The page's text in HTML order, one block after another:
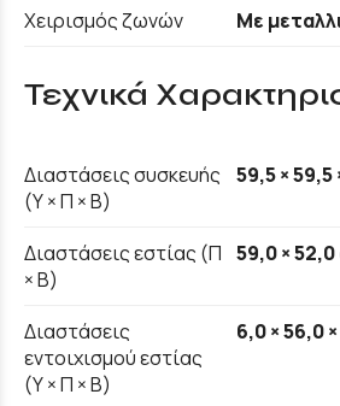
Χειρισμός ζωνών Με
Τεχνικά
Διαστάσεις συσκευής
(Υ × Π × Β)
59,5 × 59,5
Διαστάσεις εστίας (Π
× Β)
59,0 ×
Διαστάσεις
εντοιχισμού εστίας
(Υ × Π × Β)
6,0 × 56,0